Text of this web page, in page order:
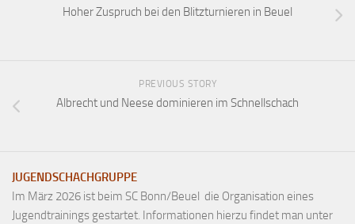
Hoher Zuspruch bei den Blitzturnieren in Beuel
PREVIOUS STORY
Albrecht und Neese dominieren im Schnellschach
JUGENDSCHACHGRUPPE
Im März 2026 ist beim SC Bonn/Beuel die Organisation eines
Jugendtrainings gestartet. Informationen hierzu findet man unter